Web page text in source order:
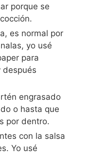
porque se
es normal por
yo usé
para
después
engrasado
o hasta que
por dentro.
con la salsa
Yo usé